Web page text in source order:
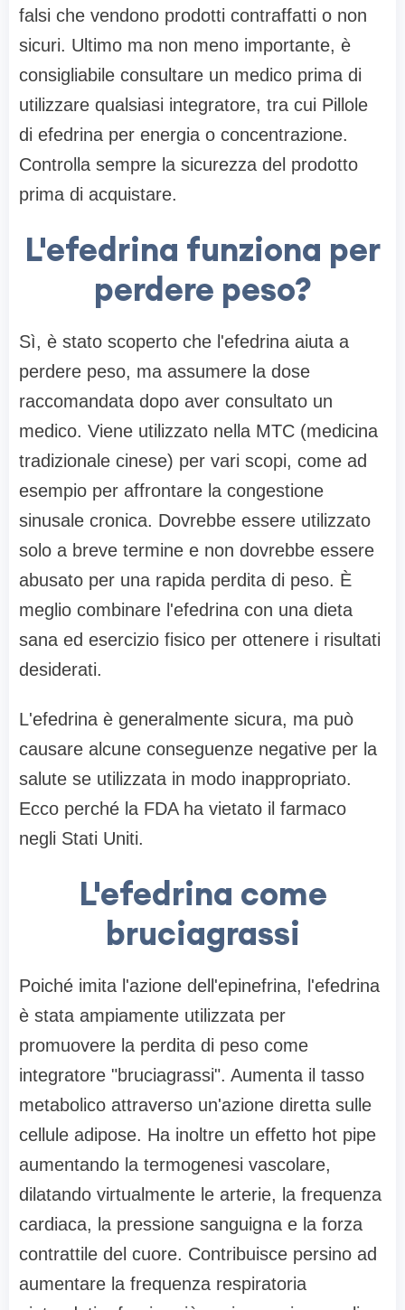
falsi che vendono prodotti contraffatti o non
sicuri. Ultimo ma non meno importante, è
consigliabile consultare un medico prima di
utilizzare qualsiasi integratore, tra cui Pillole
di efedrina per energia o concentrazione.
Controlla sempre la sicurezza del prodotto
prima di acquistare.
L'efedrina funziona per
perdere peso?
Sì, è stato scoperto che l'efedrina aiuta a
perdere peso, ma assumere la dose
raccomandata dopo aver consultato un
medico. Viene utilizzato nella MTC (medicina
tradizionale cinese) per vari scopi, come ad
esempio per affrontare la congestione
sinusale cronica. Dovrebbe essere utilizzato
solo a breve termine e non dovrebbe essere
abusato per una rapida perdita di peso. È
meglio combinare l'efedrina con una dieta
sana ed esercizio fisico per ottenere i risultati
desiderati.
L'efedrina è generalmente sicura, ma può
causare alcune conseguenze negative per la
salute se utilizzata in modo inappropriato.
Ecco perché la FDA ha vietato il farmaco
negli Stati Uniti.
L'efedrina come
bruciagrassi
Poiché imita l'azione dell'epinefrina, l'efedrina
è stata ampiamente utilizzata per
promuovere la perdita di peso come
integratore "bruciagrassi". Aumenta il tasso
metabolico attraverso un'azione diretta sulle
cellule adipose. Ha inoltre un effetto hot pipe
aumentando la termogenesi vascolare,
dilatando virtualmente le arterie, la frequenza
cardiaca, la pressione sanguigna e la forza
contrattile del cuore. Contribuisce persino ad
aumentare la frequenza respiratoria